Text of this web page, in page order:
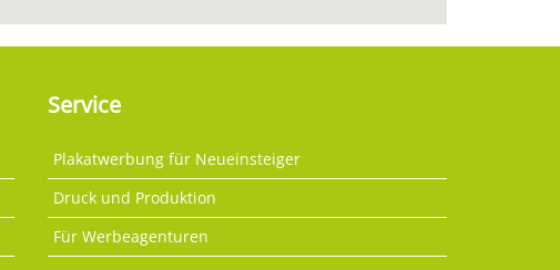
Service
Plakatwerbung für Neueinsteiger
Druck und Produktion
Für Werbeagenturen